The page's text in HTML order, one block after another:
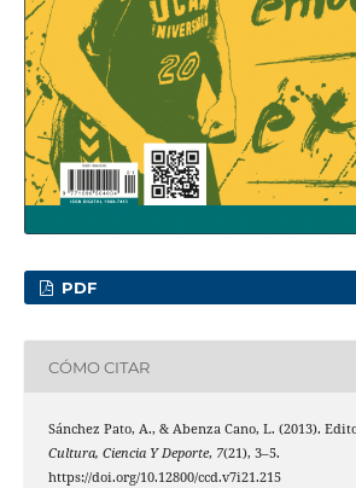
PDF
CÓMO CITAR
Sánchez Pato, A., & Abenza Cano, L. (2013).
Cultura, Ciencia Y Deporte, 7(21), 3–5.
https://doi.org/10.12800/ccd.v7i21.215